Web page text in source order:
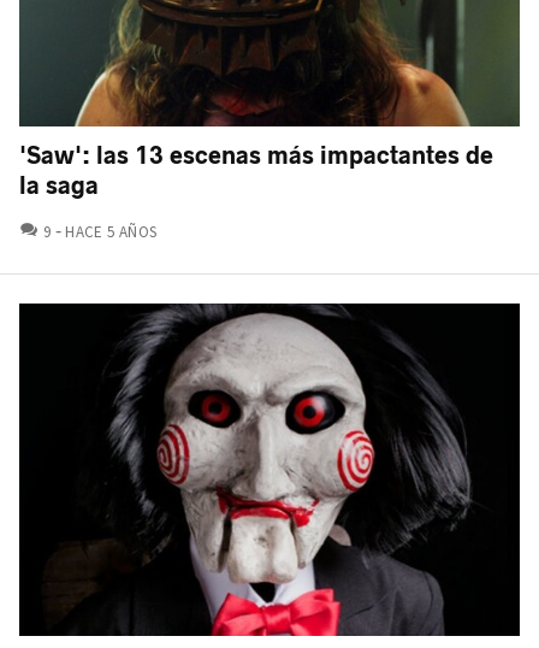
'Saw': las 13 escenas más impactantes de
la saga
9 COMENTARIOS
HACE 5 AÑOS